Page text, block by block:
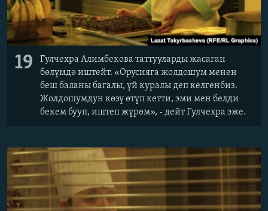
19
Гулчехра Алимбекова таттууларды жасаган
бөлүмдө иштейт. «Орусияга жолдошум менен
беш баланы багалы, үй куралы деп келгенбиз.
Жолдошумдун көзү өтүп кетти, эми мен белди
бекем бууп, иштеп жүрөм», - дейт Гулчехра эже.